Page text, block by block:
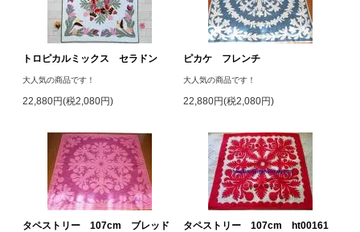
トロピカルミックス セラドン
大人気の商品です！
22,880円(税2,080円)
ピカケ フレンチ
大人気の商品です！
22,880円(税2,080円)
タペストリー 107cm ブレッド
タペストリー 107cm ht00161